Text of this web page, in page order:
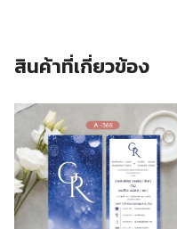
สินค้าที่เกี่ยวข้อง